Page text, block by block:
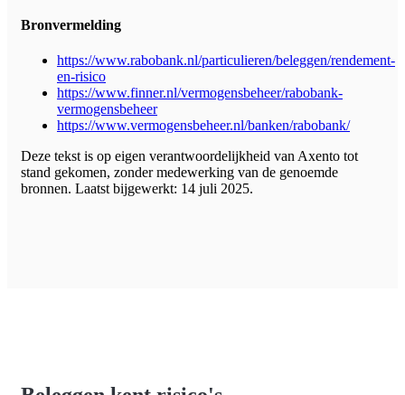
Bronvermelding
https://www.rabobank.nl/particulieren/beleggen/rendement-
en-risico
https://www.finner.nl/vermogensbeheer/rabobank-
vermogensbeheer
https://www.vermogensbeheer.nl/banken/rabobank/
Deze tekst is op eigen verantwoordelijkheid van Axento tot
stand gekomen, zonder medewerking van de genoemde
bronnen. Laatst bijgewerkt: 14 juli 2025.